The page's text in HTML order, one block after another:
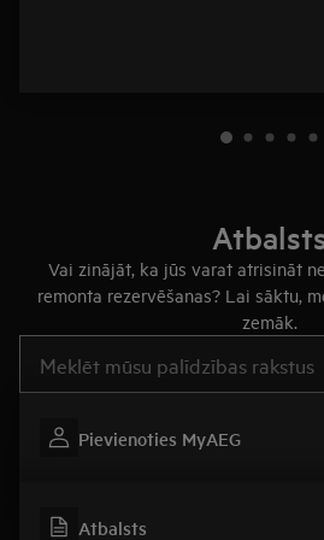
Vai zinājāt, ka jūs varat atrisināt
remonta rezervēšanas? Lai sāktu,
zemāk.
Pievienoties MyAEG
Atbalsts